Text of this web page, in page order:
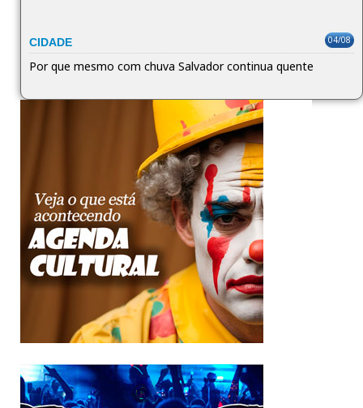
CIDADE 04/08
Por que mesmo com chuva Salvador continua quente